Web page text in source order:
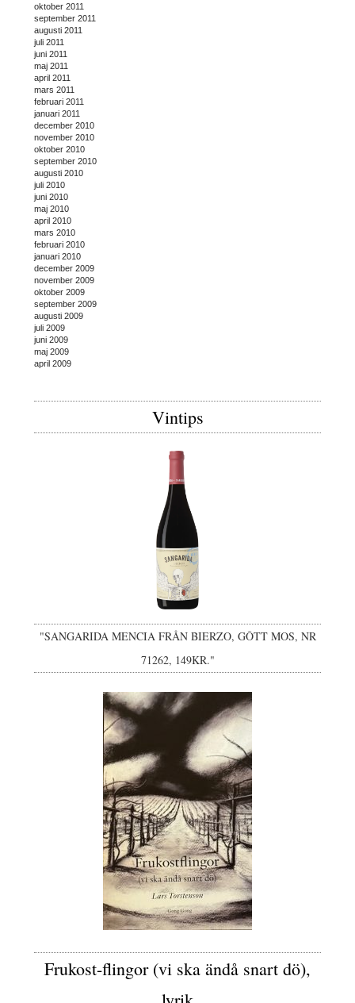
oktober 2011
september 2011
augusti 2011
juli 2011
juni 2011
maj 2011
april 2011
mars 2011
februari 2011
januari 2011
december 2010
november 2010
oktober 2010
september 2010
augusti 2010
juli 2010
juni 2010
maj 2010
april 2010
mars 2010
februari 2010
januari 2010
december 2009
november 2009
oktober 2009
september 2009
augusti 2009
juli 2009
juni 2009
maj 2009
april 2009
Vintips
"SANGARIDA MENCIA FRÅN BIERZO, GÔTT MOS, NR
71262, 149KR."
Frukost-flingor (vi ska ändå snart dö),